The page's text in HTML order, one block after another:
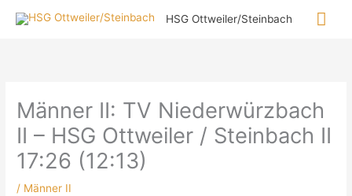
Inhalt
HSG Ottweiler/Steinbach
Männer II: TV Niederwürzbach
II – HSG Ottweiler / Steinbach II
17:26 (12:13)
/ Männer II